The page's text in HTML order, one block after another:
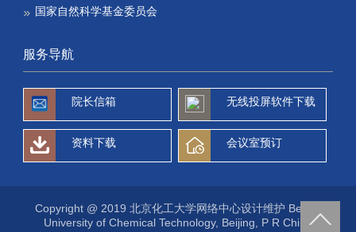
国家自然科学基金委员会
服务导航
院长信箱 无线投屏软件下载
资料下载 会议室预订
Copyright @ 2019 北京化工大学网络中心设计维护 Beijing
University of Chemical Technology, Beijing, P R China